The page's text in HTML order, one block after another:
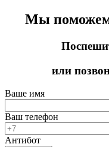
Мы поможем
или
Ваше имя
Ваш телефон
Антибот